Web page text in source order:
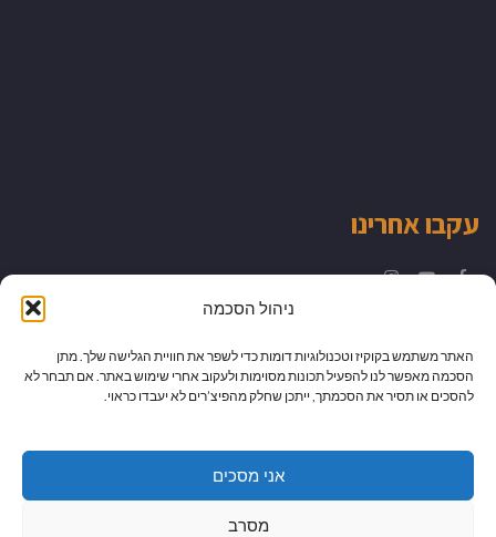
ניהול הסכמה
האתר משתמש בקוקיז וטכנולוגיות דומות כדי לשפר את חוויית הגלישה שלך. מתן
הסכמה מאפשר לנו להפעיל תכונות מסוימות ולעקוב אחרי שימוש באתר. אם תבחר לא
להסכים או תסיר את הסכמתך, ייתכן שחלק מהפיצ’רים לא יעבדו כראוי.
אני מסכים
מסרב
עקבו אחרינו